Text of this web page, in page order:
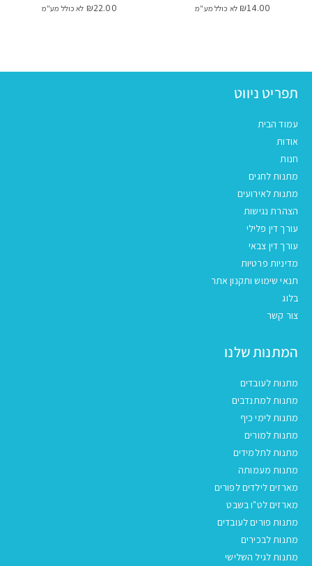
₪14.00 לא כולל מע"מ ₪22.00 לא כולל מע"מ
תפריט ניווט
עמוד הבית
אודות
חנות
מתנות לחגים
מתנות לאירועים
הצהרת נגישות
עורך דין פלילי
עורך דין צבאי
מדיניות פרטיות
תנאי שימוש ותקנון אתר
בלוג
צור קשר
המתנות שלנו
מתנות לעובדים
מתנות למתנדבים
מתנות לימי כיף
מתנות למורים
מתנות לתלמידים
מתנות מעמותה
מארזים לילדים לפורים
מארזים לט"ו בשבט
מתנות פורים לעובדים
מתנות לבכירים
מתנות לגיל השלישי